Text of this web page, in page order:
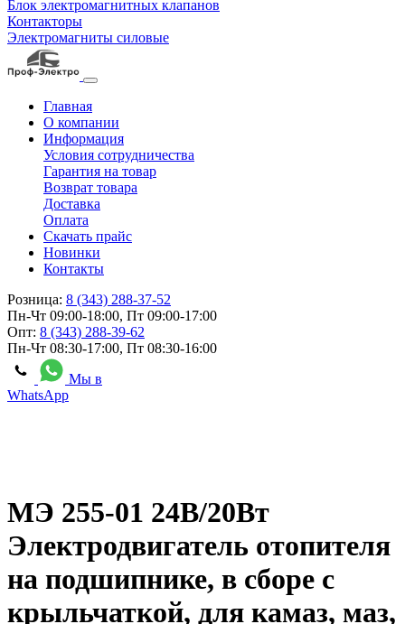
Блок электромагнитных клапанов
Контакторы
Электромагниты силовые
Главная
О компании
Информация
Условия сотрудничества
Гарантия на товар
Возврат товара
Доставка
Оплата
Скачать прайс
Новинки
Контакты
Розница: 8 (343) 288-37-52
Пн-Чт 09:00-18:00, Пт 09:00-17:00
Опт: 8 (343) 288-39-62
Пн-Чт 08:30-17:00, Пт 08:30-16:00
Мы в
WhatsApp
МЭ 255-01 24В/20Вт
Электродвигатель отопителя
на подшипнике, в сборе с
крыльчаткой, для камаз, маз,